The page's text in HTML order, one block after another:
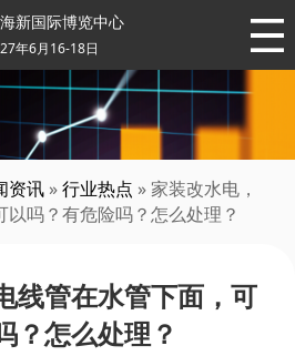
新国际博览中心
年6月16-18日
资讯 »行业热点 » 家装改水电，
吗？有危险吗？怎么处理？
线管在水管下面，可
？怎么处理？